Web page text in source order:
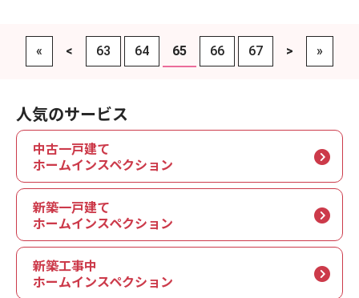
« < 63 64 65 66 67 > »
人気のサービス
中古一戸建て
ホームインスペクション
新築一戸建て
ホームインスペクション
新築工事中
ホームインスペクション